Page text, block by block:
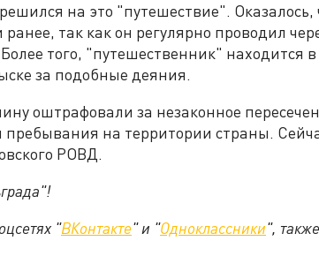
на это "путешествие". Оказалось,
так как он регулярно проводил
того, "путешественник" находится в
за подобные деяния.
оштрафовали за незаконное
на территории страны.
РОВД.
"ВКонтакте" и "Одноклассники",